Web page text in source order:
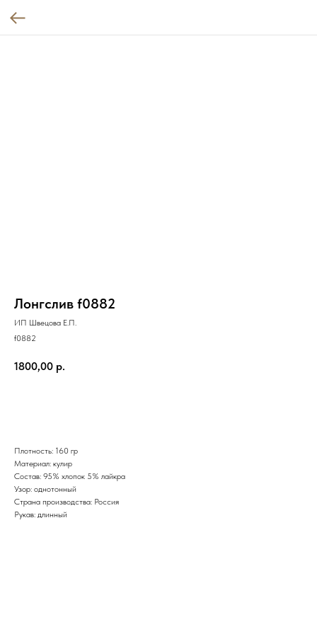
Лонгслив f0882
ИП Швецова Е.П.
f0882
1800,00 р.
Плотность: 160 гр
Материал: кулир
Состав: 95% хлопок 5% лайкра
Узор: однотонный
Страна производства: Россия
Рукав: длинный